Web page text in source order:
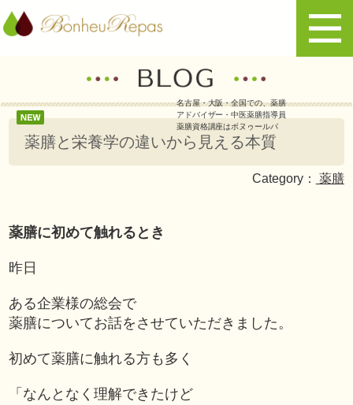
名古屋・大阪・全国での、薬膳
アドバイザー・中医薬膳指導員
薬膳資格講座はボヌゥールパ
薬膳と栄養学の違いから見える本質
Category： 薬膳
薬膳に初めて触れるとき
昨日
ある企業様の総会で
薬膳についてお話をさせていただきました。
初めて薬膳に触れる方も多く
「なんとなく理解できたけど